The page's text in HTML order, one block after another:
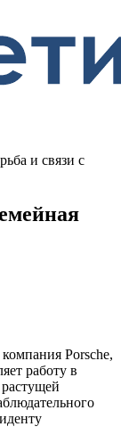
и связи с
Porsche,
работу в